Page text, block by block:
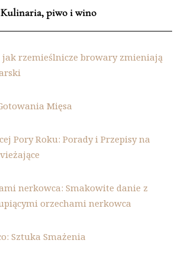
Kulinaria, piwo i wino
rzemieślnicze browary zmieniają
Mięsa
Pory Roku: Porady i Przepisy na
nerkowca: Smakowite danie z
orzechami nerkowca
Sztuka Smażenia